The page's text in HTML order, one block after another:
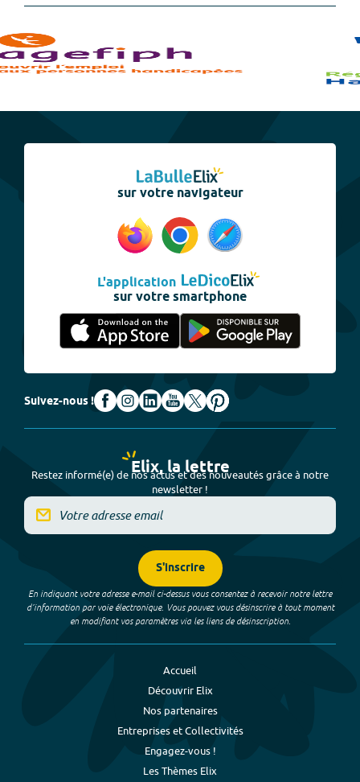
sur votre navigateur
L'application
sur votre smartphone
Suivez-nous !
Elix, la lettre
Restez informé(e) de nos actus et des nouveautés grâce à notre
newsletter !
S'inscrire
En indiquant votre adresse e-mail ci-dessus vous consentez à recevoir notre lettre
d’information par voie électronique. Vous pouvez vous désinscrire à tout moment
en modifiant vos paramètres via les liens de désinscription.
Accueil
Découvrir Elix
Nos partenaires
Entreprises et Collectivités
Engagez-vous !
Les Thèmes Elix